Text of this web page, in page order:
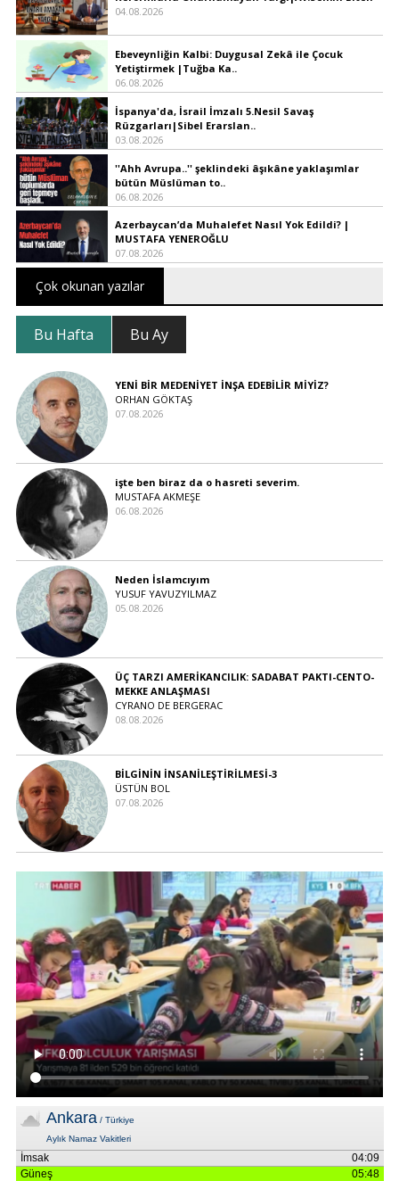
04.08.2026
Ebeveynliğin Kalbi: Duygusal Zekâ ile Çocuk
Yetiştirmek |Tuğba Ka..
06.08.2026
İspanya'da, İsrail İmzalı 5.Nesil Savaş
Rüzgarları|Sibel Erarslan..
03.08.2026
''Ahh Avrupa..'' şeklindeki âşıkâne yaklaşımlar
bütün Müslüman to..
06.08.2026
Azerbaycan’da Muhalefet Nasıl Yok Edildi? |
MUSTAFA YENEROĞLU
07.08.2026
Çok okunan yazılar
Bu Hafta Bu Ay
YENİ BİR MEDENİYET İNŞA EDEBİLİR MİYİZ?
ORHAN GÖKTAŞ
07.08.2026
işte ben biraz da o hasreti severim.
MUSTAFA AKMEŞE
06.08.2026
Neden İslamcıyım
YUSUF YAVUZYILMAZ
05.08.2026
ÜÇ TARZI AMERİKANCILIK: SADABAT PAKTI-CENTO-
MEKKE ANLAŞMASI
CYRANO DE BERGERAC
08.08.2026
BİLGİNİN İNSANİLEŞTİRİLMESİ-3
ÜSTÜN BOL
07.08.2026